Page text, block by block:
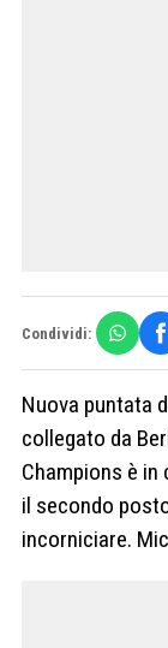
Condividi:
Nuova puntata
collegato da
Champions è
il secondo
incorniciare.